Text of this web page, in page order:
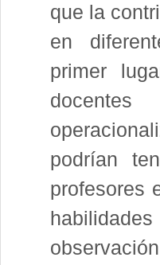
que la
en
primer
podrían
profesores